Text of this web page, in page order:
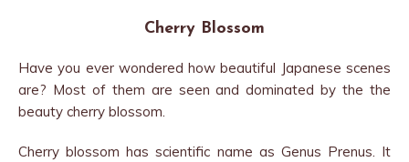
Cherry Blossom
Have you ever wondered how beautiful Japanese scenes
are? Most of them are seen and dominated by the the
beauty cherry blossom.
Cherry blossom has scientific name as Genus Prenus. It